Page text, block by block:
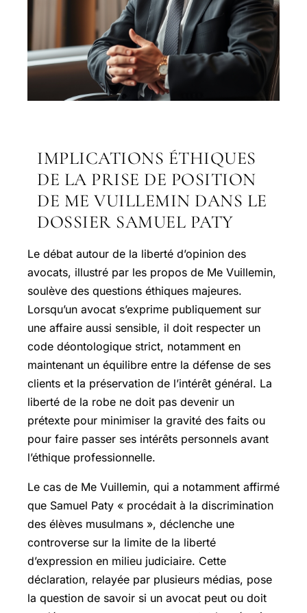
IMPLICATIONS ÉTHIQUES
DE LA PRISE DE POSITION
DE ME VUILLEMIN DANS LE
DOSSIER SAMUEL PATY
Le débat autour de la liberté d’opinion des
avocats, illustré par les propos de Me Vuillemin,
soulève des questions éthiques majeures.
Lorsqu’un avocat s’exprime publiquement sur
une affaire aussi sensible, il doit respecter un
code déontologique strict, notamment en
maintenant un équilibre entre la défense de ses
clients et la préservation de l’intérêt général. La
liberté de la robe ne doit pas devenir un
prétexte pour minimiser la gravité des faits ou
pour faire passer ses intérêts personnels avant
l’éthique professionnelle.
Le cas de Me Vuillemin, qui a notamment affirmé
que Samuel Paty « procédait à la discrimination
des élèves musulmans », déclenche une
controverse sur la limite de la liberté
d’expression en milieu judiciaire. Cette
déclaration, relayée par plusieurs médias, pose
la question de savoir si un avocat peut ou doit